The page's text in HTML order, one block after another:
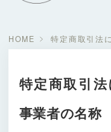
HOME 特定商取引法
特定商取引
事業者の名称